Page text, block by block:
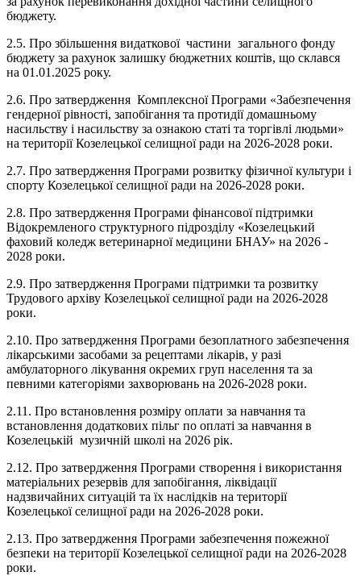
бюджету.
2.5. Про збільшення видаткової частини загального фонду
бюджету за рахунок залишку бюджетних коштів, що склався
на 01.01.2025 року.
2.6. Про затвердження Комплексної Програми «Забезпечення
гендерної рівності, запобігання та протидії домашньому
насильству і насильству за ознакою статі та торгівлі людьми»
на території Козелецької селищної ради на 2026-2028 роки.
2.7. Про затвердження Програми розвитку фізичної культури і
спорту Козелецької селищної ради на 2026-2028 роки.
2.8. Про затвердження Програми фінансової підтримки
Відокремленого структурного підрозділу «Козелецький
фаховий коледж ветеринарної медицини БНАУ» на 2026 -
2028 роки.
2.9. Про затвердження Програми підтримки та розвитку
Трудового архіву Козелецької селищної ради на 2026-2028
роки.
2.10. Про затвердження Програми безоплатного забезпечення
лікарськими засобами за рецептами лікарів, у разі
амбулаторного лікування окремих груп населення та за
певними категоріями захворювань на 2026-2028 роки.
2.11. Про встановлення розміру оплати за навчання та
встановлення додаткових пільг по оплаті за навчання в
Козелецькій музичній школі на 2026 рік.
2.12. Про затвердження Програми створення і використання
матеріальних резервів для запобігання, ліквідації
надзвичайних ситуацій та їх наслідків на території
Козелецької селищної ради на 2026-2028 роки.
2.13. Про затвердження Програми забезпечення пожежної
безпеки на території Козелецької селищної ради на 2026-2028
роки.